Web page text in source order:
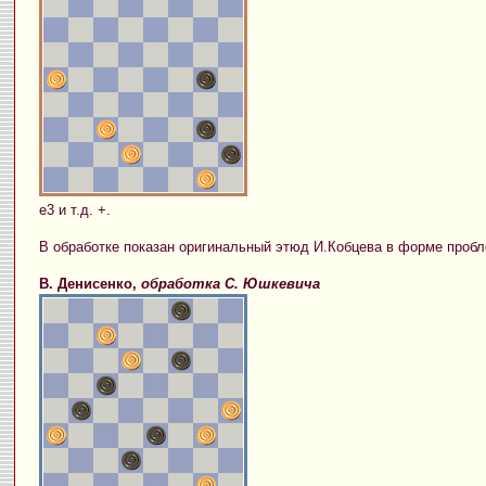
е3 и т.д. +.
В обработке показан оригинальный этюд И.Кобцева в форме
В. Денисенко,обработка С. Юшкевича